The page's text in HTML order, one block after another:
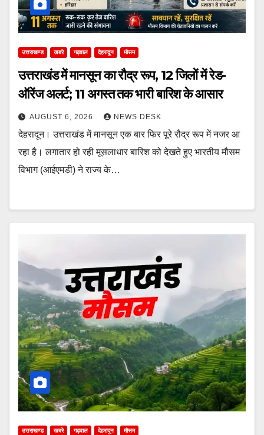
उत्तराखण्ड खबरे गढ़वाल देहरादून मौसम
उत्तराखंड में मानसून का रौद्र रूप, 12 जिलों में रेड-
ऑरेंज अलर्ट; 11 अगस्त तक भारी बारिश के आसार
AUGUST 6, 2026 NEWS DESK
देहरादून। उत्तराखंड में मानसून एक बार फिर पूरे रौद्र रूप में नजर आ
रहा है। लगातार हो रही मूसलाधार बारिश को देखते हुए भारतीय मौसम
विभाग (आईएमडी) ने राज्य के…
उत्तराखण्ड खबरे गढ़वाल देहरादून मौसम